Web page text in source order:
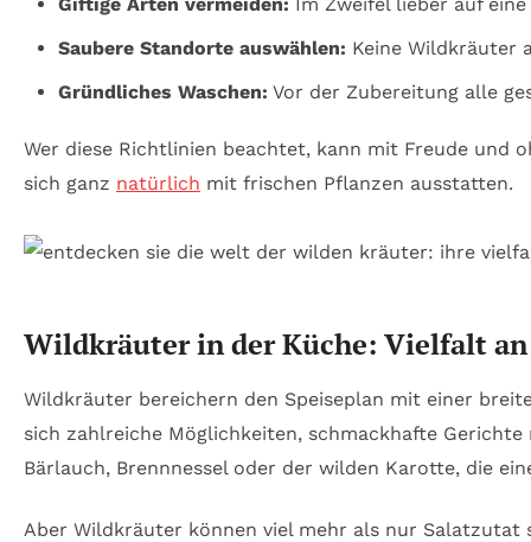
Saubere Standorte auswählen: Keine Wildkräuter
Gründliches Waschen: Vor der Zubereitung alle
Wer diese Richtlinien beachtet, kann mit Freude und
sich ganz natürlich mit frischen Pflanzen ausstatten.
Wildkräuter in der Küche: Vielfalt an
Wildkräuter bereichern den Speiseplan mit einer
sich zahlreiche Möglichkeiten, schmackhafte
Bärlauch, Brennnessel oder der wilden Karotte, die
Aber Wildkräuter können viel mehr als nur Salatzutat